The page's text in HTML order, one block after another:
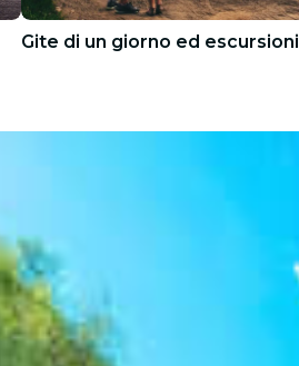
Gite di un giorno ed escursioni